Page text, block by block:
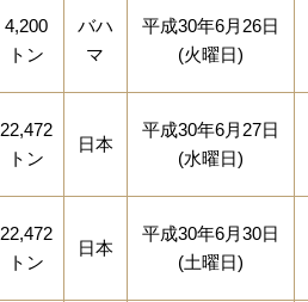
4,200
トン
バハ
マ
平成30年6月26日
(火曜日)
22,472
トン
日本
平成30年6月27日
(水曜日)
22,472
トン
日本
平成30年6月30日
(土曜日)